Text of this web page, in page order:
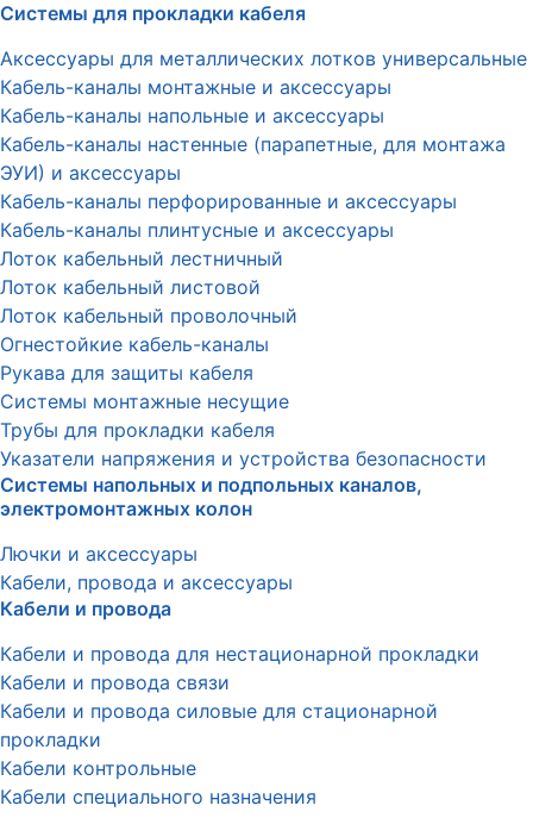
Системы для прокладки кабеля
Аксессуары для металлических лотков универсальные
Кабель-каналы монтажные и аксессуары
Кабель-каналы напольные и аксессуары
Кабель-каналы настенные (парапетные, для монтажа
ЭУИ) и аксессуары
Кабель-каналы перфорированные и аксессуары
Кабель-каналы плинтусные и аксессуары
Лоток кабельный лестничный
Лоток кабельный листовой
Лоток кабельный проволочный
Огнестойкие кабель-каналы
Рукава для защиты кабеля
Системы монтажные несущие
Трубы для прокладки кабеля
Указатели напряжения и устройства безопасности
Системы напольных и подпольных каналов,
электромонтажных колон
Лючки и аксессуары
Кабели, провода и аксессуары
Кабели и провода
Кабели и провода для нестационарной прокладки
Кабели и провода связи
Кабели и провода силовые для стационарной
прокладки
Кабели контрольные
Кабели специального назначения